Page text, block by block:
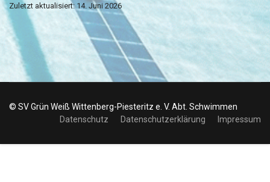
Zuletzt aktualisiert: 14. Juni 2026
© SV Grün Weiß Wittenberg-Piesteritz e. V. Abt. Schwimmen
Datenschutz
Datenschutzerklärung Impressum